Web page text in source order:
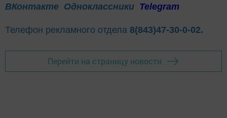
ВКонтакте Одноклассники Telegram
Телефон рекламного отдела 8(843)47-30-0-02.
Перейти на страницу новости